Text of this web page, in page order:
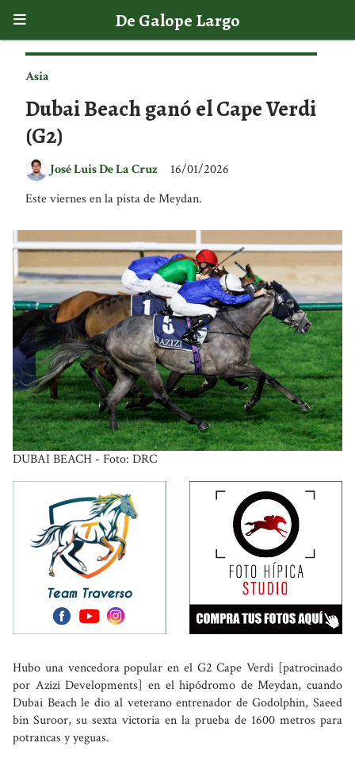
De Galope Largo
Dubai Beach ganó el Cape Verdi
(G2)
Este viernes en la pista de Meydan.
Asia
16/01/2026
José Luis De La Cruz
DUBAI BEACH - Foto: DRC
Hubo una vencedora popular en el G2 Cape Verdi [patrocinado
por Azizi Developments] en el hipódromo de Meydan, cuando
Dubai Beach le dio al veterano entrenador de Godolphin, Saeed
bin Suroor, su sexta victoria en la prueba de 1600 metros para
potrancas y yeguas.